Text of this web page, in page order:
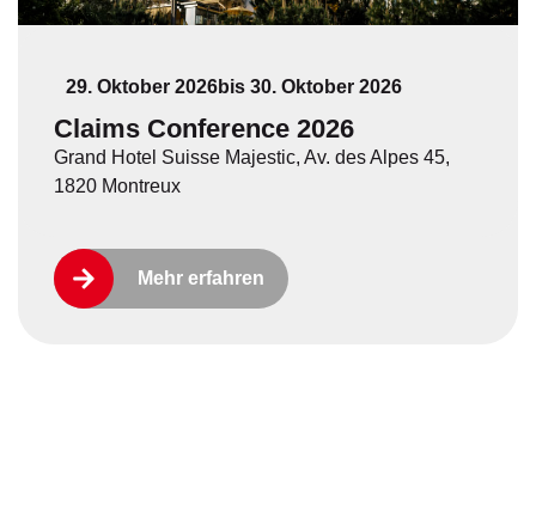
29. Oktober 2026bis 30. Oktober 2026
Claims Conference 2026
Grand Hotel Suisse Majestic, Av. des Alpes 45,
1820 Montreux
Mehr erfahren